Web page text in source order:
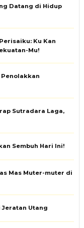
Datang di Hidup
Ku Kan
Mu!
Sutradara Laga,
Sembuh Hari Ini!
Mas Muter-muter di
Jeratan Utang